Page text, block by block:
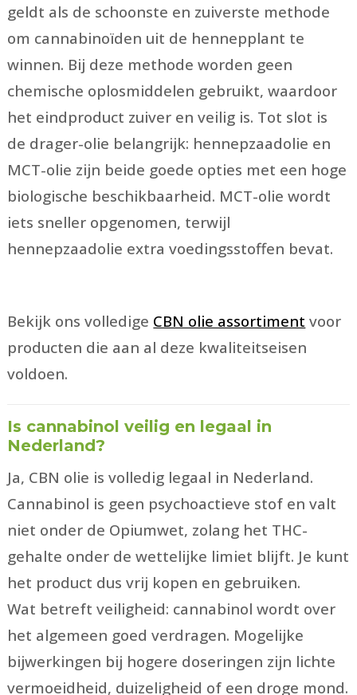
geldt als de schoonste en zuiverste methode
om cannabinoïden uit de hennepplant te
winnen. Bij deze methode worden geen
chemische oplosmiddelen gebruikt, waardoor
het eindproduct zuiver en veilig is. Tot slot is
de drager-olie belangrijk: hennepzaadolie en
MCT-olie zijn beide goede opties met een hoge
biologische beschikbaarheid. MCT-olie wordt
iets sneller opgenomen, terwijl
hennepzaadolie extra voedingsstoffen bevat.
Bekijk ons volledige CBN olie assortiment voor
producten die aan al deze kwaliteitseisen
voldoen.
Is cannabinol veilig en legaal in
Nederland?
Ja, CBN olie is volledig legaal in Nederland.
Cannabinol is geen psychoactieve stof en valt
niet onder de Opiumwet, zolang het THC-
gehalte onder de wettelijke limiet blijft. Je kunt
het product dus vrij kopen en gebruiken.
Wat betreft veiligheid: cannabinol wordt over
het algemeen goed verdragen. Mogelijke
bijwerkingen bij hogere doseringen zijn lichte
vermoeidheid, duizeligheid of een droge mond.